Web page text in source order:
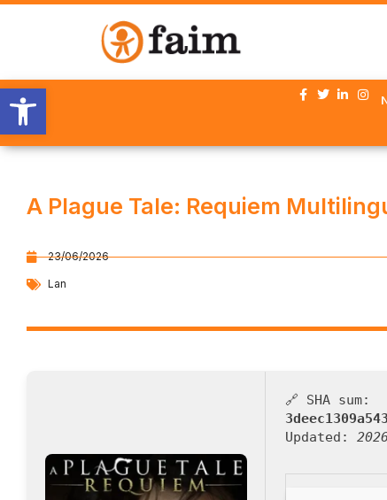
Abrir barra de herramientas
A Plague Tale: Requiem
23/06/2026
Lan
🔗 SHA sum:
Updated: